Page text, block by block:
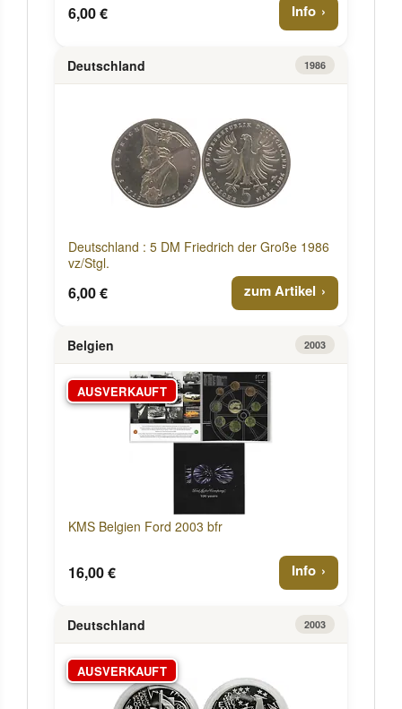
6,00 € Info
Deutschland 1986
Deutschland : 5 DM Friedrich der Große 1986
vz/Stgl.
6,00 € zum Artikel
Belgien 2003
AUSVERKAUFT
KMS Belgien Ford 2003 bfr
16,00 € Info
Deutschland 2003
AUSVERKAUFT